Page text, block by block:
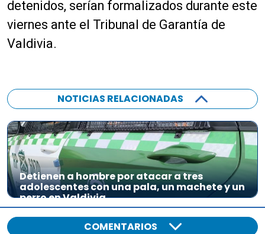
detenidos, serían formalizados durante este
viernes ante el Tribunal de Garantía de
Valdivia.
NOTICIAS RELACIONADAS
Detienen a hombre por atacar a tres
adolescentes con una pala, un machete y un
perro en Valdivia
COMENTARIOS